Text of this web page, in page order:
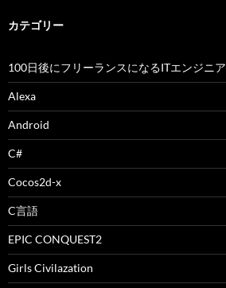
カテゴリー
100日後にフリーランスになるITエンジニア
Alexa
Android
C#
Cocos2d-x
C言語
EPIC CONQUEST2
Girls Civilazation